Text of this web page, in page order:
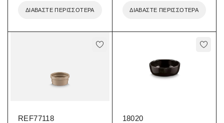
ΔΙΑΒΆΣΤΕ ΠΕΡΙΣΣΌΤΕΡΑ ΔΙΑΒΆΣΤΕ ΠΕΡΙΣΣΌΤΕΡΑ
REF77118
18020